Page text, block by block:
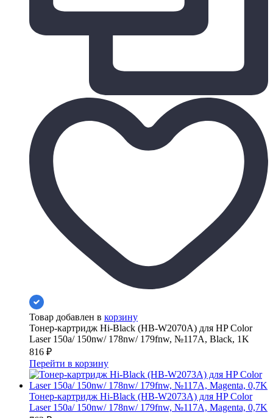
Товар добавлен в корзину
Тонер-картридж Hi-Black (HB-W2070A) для HP Color
Laser 150a/ 150nw/ 178nw/ 179fnw, №117A, Black, 1K
816 ₽
Перейти в корзину
Тонер-картридж Hi-Black (HB-W2073A) для HP Color
Laser 150a/ 150nw/ 178nw/ 179fnw, №117A, Magenta, 0,7K